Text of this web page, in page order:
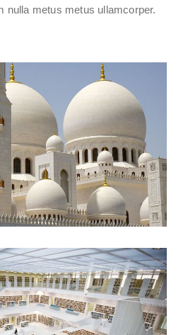
nulla metus metus ullamcorper.